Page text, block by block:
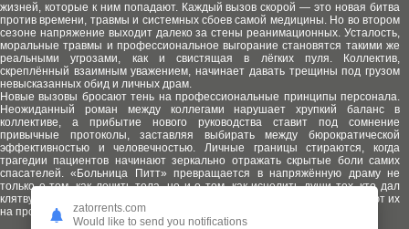
жизней, которые к ним попадают. Каждый вызов скорой — это новая битва
против времени, травмы и системных сбоев самой медицины. Но во втором
сезоне напряжение выходит далеко за стены реанимационных. Усталость,
моральные травмы и профессиональное выгорание становятся такими же
реальными угрозами, как и свистящая в лёгких пуля. Коллектив,
скреплённый взаимным уважением, начинает давать трещины под грузом
невысказанных обид и личных драм.
Новые вызовы бросают тень на профессиональные принципы персонала.
Неожиданный роман между коллегами нарушает хрупкий баланс в
коллективе, а прибытие нового руководства ставит под сомнение
привычные протоколы, заставляя выбирать между бюрократической
эффективностью и человечностью. Личные границы стираются, когда
трагедии пациентов начинают зеркально отражать скрытые боли самих
спасателей. «Больница Питт» превращается в напряжённую драму не
только о том, как лечить тела, но и о том, как исцелить души тех, кто дал
клятву это делать, когда система и собственная человечность проверяют их
на прочность каждый день.
zatorrents.com
Would like to send you notifications